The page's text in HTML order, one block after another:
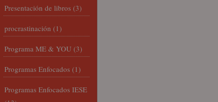
Presentación de libros (3)
procrastinación (1)
Programa ME & YOU (3)
Programas Enfocados (1)
Programas Enfocados IESE